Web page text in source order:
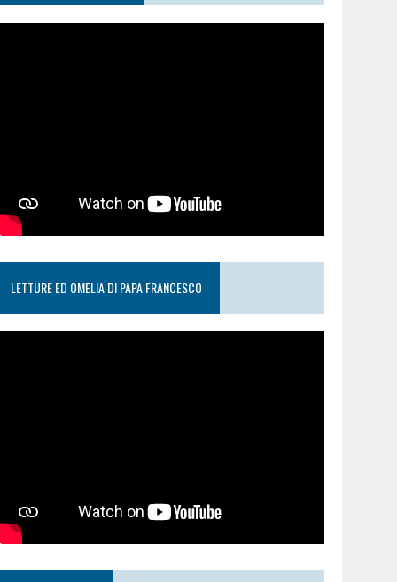
LETTURE ED OMELIA DI PAPA FRANCESCO